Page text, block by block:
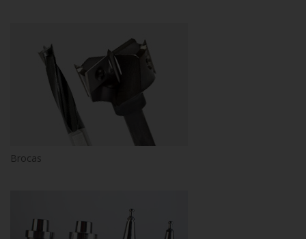
Brocas